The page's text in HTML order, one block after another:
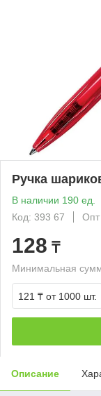
Ручка
В наличии 190 ед.
Код: 393 67
Опт
128 ₸
Минимальная
121 ₸ от 1000 шт.
Описание